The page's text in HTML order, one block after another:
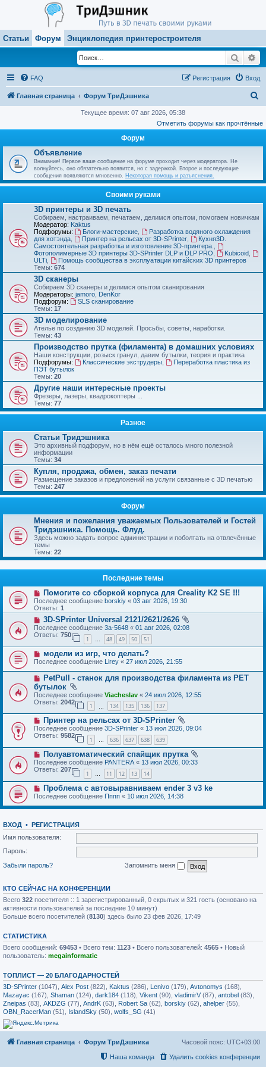
Статьи Форум Энциклопедия принтеростроителя
Поиск
FAQ Вход
Регистрация
Главная страница Форум ТриДэшника
и
Текущее время: 07 авг 2026, 05:38
Отметить форумы как прочтённые
Форум
Объявление
Внимание! Первое ваше сообщение на форуме проходит через модератора. Не
волнуйтесь, оно обязательно появится, но с задержкой. Второе и последующие
сообщения появляются мгновенно. Некоторая помощь и разъяснения.
Своими руками
3D принтеры и 3D печать
Собираем, настраиваем, печатаем, делимся опытом, помогаем новичкам
Модератор: Kaktus
Подфорумы:
Блоги-мастерские,
Разработка водяного охлаждения
для хотэнда
Принтер на рельсах от 3D-SPrinter,
Кухня3D.
Самостоятельная разработка и изготовление 3D-принтера.
Фотополимерные 3D принтеры 3D-SPrinter DLP и DLP PRO
Kubicoid,
ULTi
Помощь сообщества в эксплуатации китайских 3D принтеров
Темы: 674
3D сканеры
Собираем 3D сканеры и делимся опытом сканирования
Модераторы: jamoro DenKor
Подфорум:
SLS сканирование
Темы: 17
3D моделирование
Ателье по созданию 3D моделей. Просьбы, советы, наработки.
Темы: 43
Производство прутка (филамента) в домашних условиях
Наши конструкции, розыск гранул, давим бутылки, теория и практика
Подфорумы:
Классические экструдеры,
Переработка пластика из
ПЭТ бутылок
Темы: 20
Другие наши интересные проекты
Фрезеры, лазеры, квадрокоптеры ...
Темы: 77
Разное
Статьи Тридэшника
Это архивный подфорум, но в нём ещё осталось много полезной
информации
Темы: 34
Купля, продажа, обмен, заказ печати
Размещение заказов и предложений на услуги связанные с 3D печатью
Темы: 247
Форум
Мнения и пожелания уважаемых Пользователей и Гостей
Тридэшника. Помощь. Флуд.
Здесь можно задать вопрос администрации и поболтать на отвлечённые
темы
Темы: 22
Последние темы
Помогите со сборкой корпуса для Creality K2 SE !!!
Последнее сообщение borskiy « 03 авг 2026, 19:30
Ответы: 1
3D-SPrinter Universal 2121/2621/2626
Последнее сообщение 3a-5648 « 01 авг 2026, 02:08
Ответы: 750
1 … 48 49 50 51
модели из игр, что делать?
Последнее сообщение Lirey « 27 июл 2026, 21:55
PetPull - cтанок для производства филамента из PET
бутылок
Последнее сообщение Viacheslav « 24 июл 2026, 12:55
Ответы: 2042
1 134 135 136 137
Принтер на рельсах от 3D-SPrinter
Последнее сообщение 3D-SPrinter « 13 июл 2026, 09:04
Ответы: 9582
1 … 636 637 638 639
Полуавтоматический спайщик прутка
Последнее сообщение PANTERA « 13 июл 2026, 00:33
Ответы: 207
1 … 11 12 13 14
Проблема с автовыравниваем ender 3 v3 ke
Последнее сообщение Пппп « 10 июл 2026, 14:38
ВХОД • РЕГИСТРАЦИЯ
Имя пользователя:
Пароль:
Забыли пароль?
Запомнить меня
КТО СЕЙЧАС НА КОНФЕРЕНЦИИ
Всего 322 посетителя :: 1 зарегистрированный, 0 скрытых и 321 гость (основано на
активности пользователей за последние 10 минут)
Больше всего посетителей (8130) здесь было 23 фев 2026, 17:49
СТАТИСТИКА
Всего сообщений: 69453 • Всего тем: 1123 • Всего пользователей: 4565 • Новый
пользователь: megainformatic
ТОПЛИСТ — 20 БЛАГОДАРНОСТЕЙ
3D-SPrinter (1047), Alex Post (822), Kaktus (286), Lenivo (179), Avtonomys (168),
Mazayac (167), Shaman (124), dark184 (118), Vikent (90), vladimirV(87), antobel (83),
Zneipas (83), AKDZG (77), AndrK (63), Robert Sa (62), borskiy (62), ahelper (55),
OBN_RacerMan (51), IslandSky (50), wolfs_SG (41)
Главная страница Форум ТриДэшника Часовой пояс: UTC+03:00
Удалить cookies конференции
Наша команда